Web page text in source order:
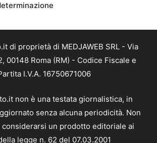
di proprietà di MEDJAWEB SRL - Via
00148 Roma (RM) - Codice Fiscale e
I.V.A. 16750671006
non è una testata giornalistica, in
senza alcuna periodicità. Non
un prodotto editoriale ai
legge n. 62 del 07.03.2001